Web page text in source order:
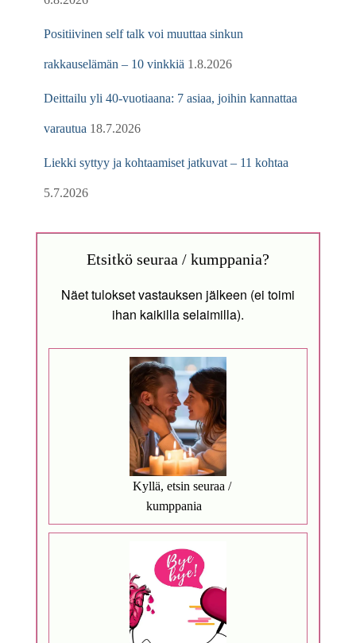
Positiivinen self talk voi muuttaa sinkun
rakkauselämän – 10 vinkkiä 1.8.2026
Deittailu yli 40-vuotiaana: 7 asiaa, joihin kannattaa
varautua 18.7.2026
Liekki syttyy ja kohtaamiset jatkuvat – 11 kohtaa
5.7.2026
Etsitkö seuraa / kumppania?
Näet tulokset vastauksen jälkeen (ei toimi
ihan kaikilla selaimilla).
Kyllä, etsin seuraa /
kumppania